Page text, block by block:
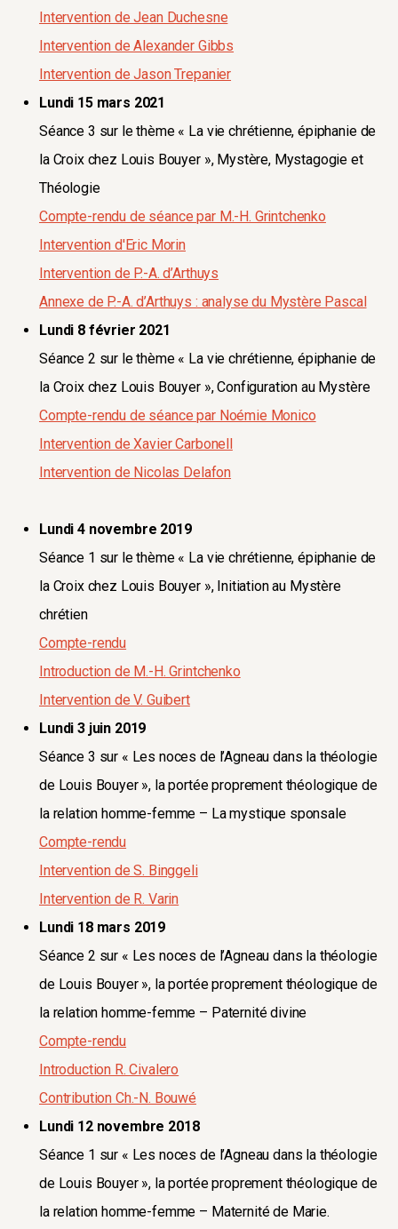
Intervention de Jean Duchesne
Intervention de Alexander Gibbs
Intervention de Jason Trepanier
Lundi 15 mars 2021
Séance 3 sur le thème « La vie chrétienne, épiphanie de
la Croix chez Louis Bouyer », Mystère, Mystagogie et
Théologie
Compte-rendu de séance par M.-H. Grintchenko
Intervention d'Eric Morin
Intervention de P.-A. d’Arthuys
Annexe de P.-A. d’Arthuys : analyse du Mystère Pascal
Lundi 8 février 2021
Séance 2 sur le thème « La vie chrétienne, épiphanie de
la Croix chez Louis Bouyer », Configuration au Mystère
Compte-rendu de séance par Noémie Monico
Intervention de Xavier Carbonell
Intervention de Nicolas Delafon
Lundi 4 novembre 2019
Séance 1 sur le thème « La vie chrétienne, épiphanie de
la Croix chez Louis Bouyer », Initiation au Mystère
chrétien
Compte-rendu
Introduction de M.-H. Grintchenko
Intervention de V. Guibert
Lundi 3 juin 2019
Séance 3 sur « Les noces de l’Agneau dans la théologie
de Louis Bouyer », la portée proprement théologique de
la relation homme-femme – La mystique sponsale
Compte-rendu
Intervention de S. Binggeli
Intervention de R. Varin
Lundi 18 mars 2019
Séance 2 sur « Les noces de l’Agneau dans la théologie
de Louis Bouyer », la portée proprement théologique de
la relation homme-femme – Paternité divine
Compte-rendu
Introduction R. Civalero
Contribution Ch.-N. Bouwé
Lundi 12 novembre 2018
Séance 1 sur « Les noces de l’Agneau dans la théologie
de Louis Bouyer », la portée proprement théologique de
la relation homme-femme – Maternité de Marie.